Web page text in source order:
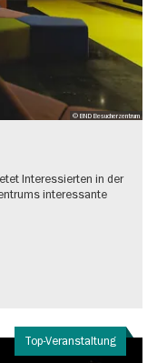
© BND Besucherzentrum
Interessierten in der
interessante
Top-Veranstaltung